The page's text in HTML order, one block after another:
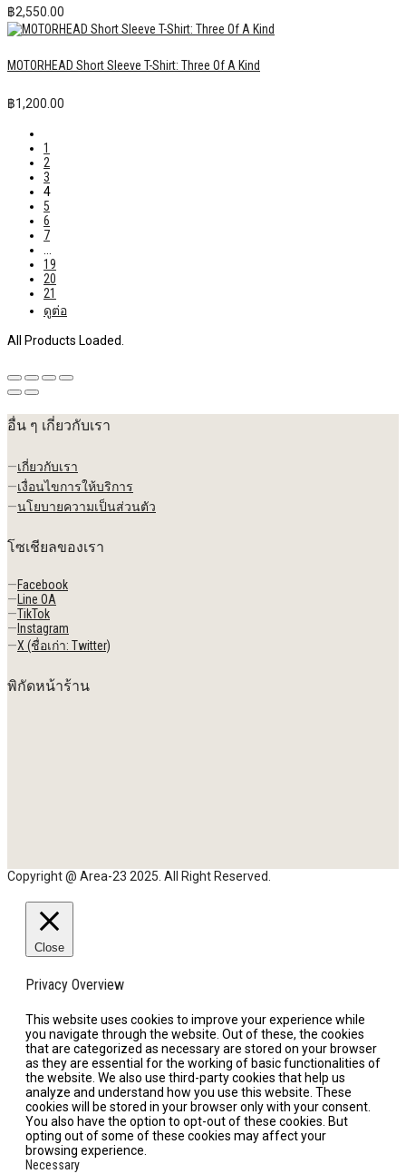
฿2,550.00
MOTORHEAD Short Sleeve T-Shirt: Three Of A Kind
฿1,200.00
1
2
3
4
5
6
7
19
20
21
ดูต่อ
All Products Loaded.
อื่น ๆ เกี่ยวกับเรา
—เกี่ยวกับเรา
—เงื่อนไขการให้บริการ
—นโยบายความเป็นส่วนตัว
โซเชียลของเรา
—Facebook
— Line OA
—TikTok
— Instagram
—X (ชื่อเก่า: Twitter)
พิกัดหน้าร้าน
Copyright @ Area-23 2025. All Right Reserved.
Close
Privacy Overview
This website uses cookies to improve your experience while
you navigate through the website. Out of these, the cookies
that are categorized as necessary are stored on your browser
as they are essential for the working of basic functionalities of
the website. We also use third-party cookies that help us
analyze and understand how you use this website. These
cookies will be stored in your browser only with your consent.
You also have the option to opt-out of these cookies. But
opting out of some of these cookies may affect your
browsing experience.
Necessary